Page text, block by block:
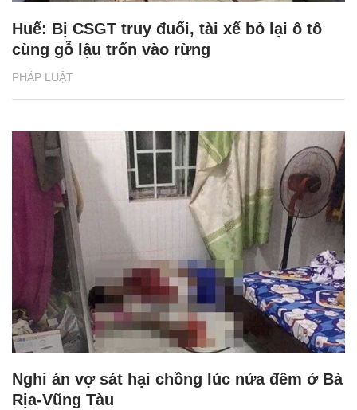
PHÁP LUẬT
Huế: Bị CSGT truy đuổi, tài xế bỏ lại ô tô
cùng gỗ lậu trốn vào rừng
Nghi án vợ sát hại chồng lúc nửa đêm ở Bà
Rịa-Vũng Tàu